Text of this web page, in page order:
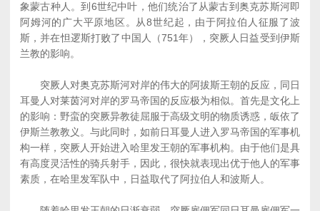
象蒙古种人。到6世纪中叶，他们统治了从蒙古到奥克苏斯河即
阿姆河的广大平原地区。从8世纪起，由于阿拉伯人征服了波
斯，并在怛逻斯打败了中国人（751年），突厥人日益受到伊斯
兰教的影响。
突厥人对奥克苏斯河对岸的伟大的阿拔斯王朝的反应，同日
耳曼人对莱茵河对岸的罗马帝国的反应极为相似。首先是文化上
的影响：野蛮的突厥异教徒屈服于高级文明的物质诱惑，皈依了
伊斯兰教教义。与此同时，如前日耳曼人进入罗马帝国的军事机
构一样，突厥人开始进入哈里发王朝的军事机构。由于他们是具
有高度灵活性的骑兵射手，因此，很快就表现出优于他人的军事
素质，在哈里发军队中，日益取代了阿拉伯人和波斯人。